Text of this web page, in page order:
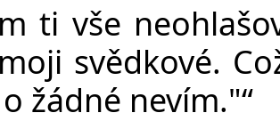
ti vše
svědkové.
žádné nevím."“